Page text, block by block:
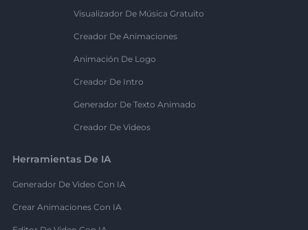
Visualizador De Música Gratuito
Creador De Animaciones
Animación De Logo
Creador De Intro
Generador De Texto Animado
Creador De Videos
Herramientas De IA
Generador De Video Con IA
Crear Animaciones Con IA